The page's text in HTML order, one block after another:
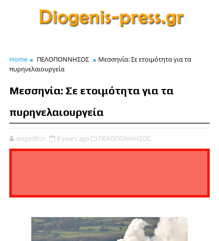
Home ΠΕΛΟΠΟΝΝΗΣΟΣ
Μεσσηνία: Σε ετοιμότητα για τα
πυρηνελαιουργεία
Μεσσηνία: Σε ετοιμότητα για τα
πυρηνελαιουργεία
diogeditor 8 years ago ΠΕΛΟΠΟΝΝΗΣΟΣ,